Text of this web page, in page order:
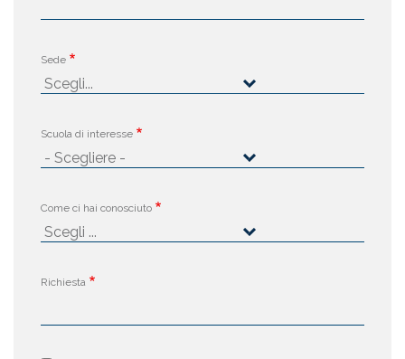
Sede
Scuola di interesse
Come ci hai conosciuto
Richiesta